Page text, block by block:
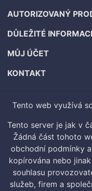
AUTORIZOVANÝ
DŮLEŽITÉ
MŮJ ÚČET
KONTAKT
Tento web využívá
Tento server je jak v
Žádná část tohoto
obchodní podmínky
kopírována nebo
souhlasu
služeb, firem a